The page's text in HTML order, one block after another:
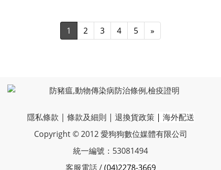
1 2 3 4 5 »
隱私條款 | 條款及細則 | 退換貨政策 | 海外配送
Copyright © 2012 愛狗狗數位媒體有限公司
統一編號：53081494
客服電話 /(04)2278-3669